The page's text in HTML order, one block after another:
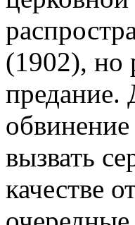
(1902), но
предание.
вызвать
качестве